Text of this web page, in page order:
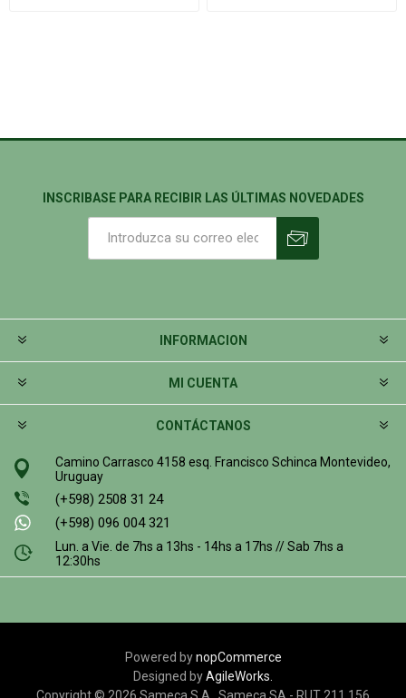
INSCRIBASE PARA RECIBIR LAS ÚLTIMAS NOVEDADES
INFORMACION
MI CUENTA
CONTÁCTANOS
Camino Carrasco 4158 esq. Francisco Schinca Montevideo,
Uruguay
(+598) 2508 31 24
(+598) 096 004 321
Lun. a Vie. de 7hs a 13hs - 14hs a 17hs // Sab 7hs a
12:30hs
Powered bynopCommerce
Designed byAgileWorks.
Copyright © 2026 Sameca S.A.. Sameca SA - RUT 211 156